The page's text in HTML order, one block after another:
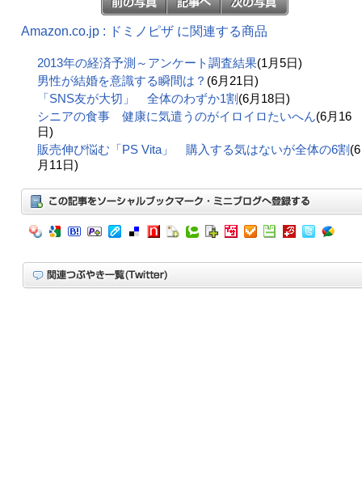
Amazon.co.jp : ドミノピザ に関連する商品
2013年の経済予測～アンケート調査結果(1月5日)
男性が結婚を意識する瞬間は？ (6月21日)
「SNS友が大切」 全体のわずか1割 (6月18日)
シニアの食事 健康に気遣うのがイロイロたいへん(6月16
日)
販売伸び悩む「PS Vita」 購入する気はないが全体の6割 (6
月11日)